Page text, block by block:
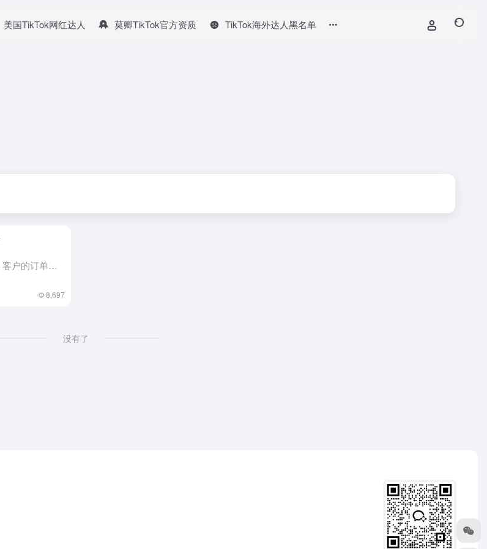
美国TikTok网红达人 莫卿TikTok官方资质 TikTok海外达人黑名单
有时，由于不可预见的情况（并非您的过错），客户的订单将永远无法送达。您的客户可以前往 TikTok Shop 通知您他们的订单已送达但未收到 (DNR)，并申请退款。当您收到客户的 DNR 订单退款请...
8,697
没有了